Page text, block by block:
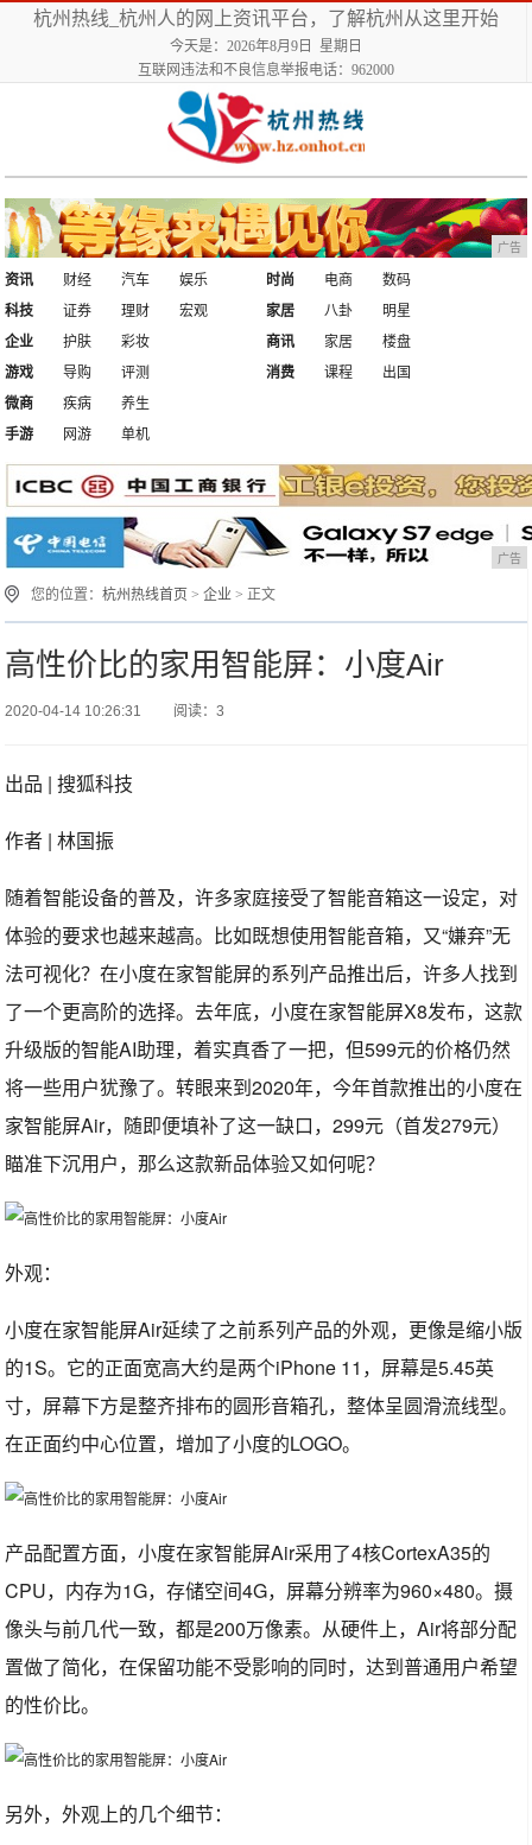
杭州热线_杭州人的网上资讯平台，了解杭州从这里开始
今天是：2026年8月9日 星期日
互联网违法和不良信息举报电话：962000
广告
资讯 财经 汽车
娱乐
科技
证券 理财 宏观
时尚 电商
数码
家居
八卦
明星
企业
护肤
彩妆
游戏
导购 评测
商讯 家居
楼盘
消费
课程
出国
微商
疾病
养生
手游
网游 单机
广告
您的位置：杭州热线首页 >企业 > 正文
高性价比的家用智能屏：小度Air
2020-04-14 10:26:31 阅读：3
出品 | 搜狐科技
作者 | 林国振
随着智能设备的普及，许多家庭接受了智能音箱这一设定，对
体验的要求也越来越高。比如既想使用智能音箱，又“嫌弃”无
法可视化？在小度在家智能屏的系列产品推出后，许多人找到
了一个更高阶的选择。去年底，小度在家智能屏X8发布，这款
升级版的智能AI助理，着实真香了一把，但599元的价格仍然
将一些用户犹豫了。转眼来到2020年，今年首款推出的小度在
家智能屏Air，随即便填补了这一缺口，299元（首发279元）
瞄准下沉用户，那么这款新品体验又如何呢？
外观：
小度在家智能屏Air延续了之前系列产品的外观，更像是缩小版
的1S。它的正面宽高大约是两个iPhone 11，屏幕是5.45英
寸，屏幕下方是整齐排布的圆形音箱孔，整体呈圆滑流线型。
在正面约中心位置，增加了小度的LOGO。
产品配置方面，小度在家智能屏Air采用了4核CortexA35的
CPU，内存为1G，存储空间4G，屏幕分辨率为960×480。摄
像头与前几代一致，都是200万像素。从硬件上，Air将部分配
置做了简化，在保留功能不受影响的同时，达到普通用户希望
的性价比。
另外，外观上的几个细节：